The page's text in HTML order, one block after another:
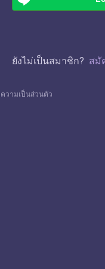
ยังไม่เป็นสมาชิก? สมั
วามเป็นส่วนตัว